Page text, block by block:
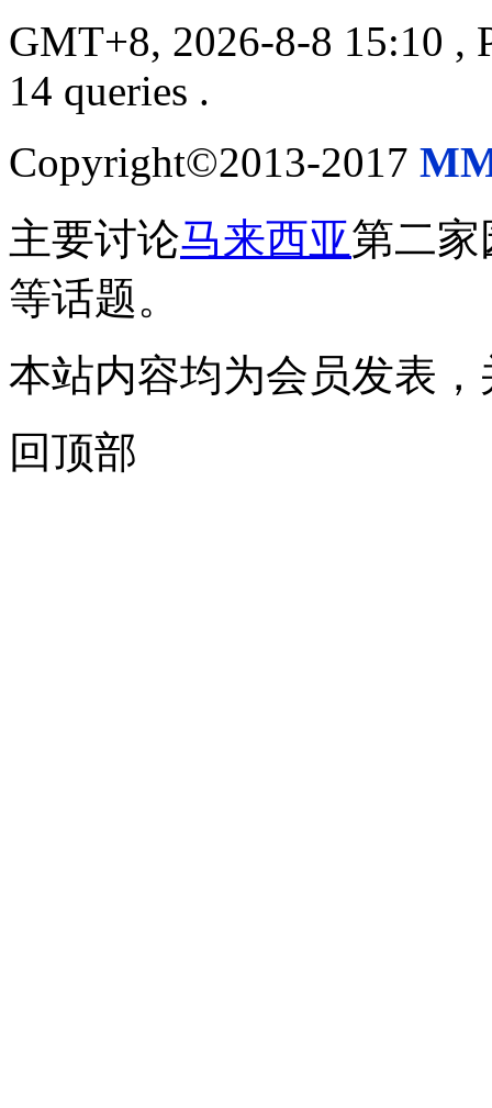
GMT+8, 2026-8-8 15:10 ,
14 queries .
Copyright©2013-2017
主要讨论马来西亚第二
等话题。
本站内容均为会员发表
回顶部